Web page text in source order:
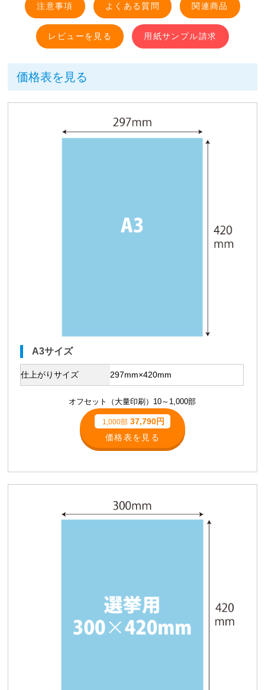
注意事項 よくある質問 関連商品
用紙サンプル請求
価格表を見る
A3サイズ
仕上がりサイズ 297mm×420mm
オフセット（大量印刷）10～1,000部
1,000部37,790円
価格表を見る